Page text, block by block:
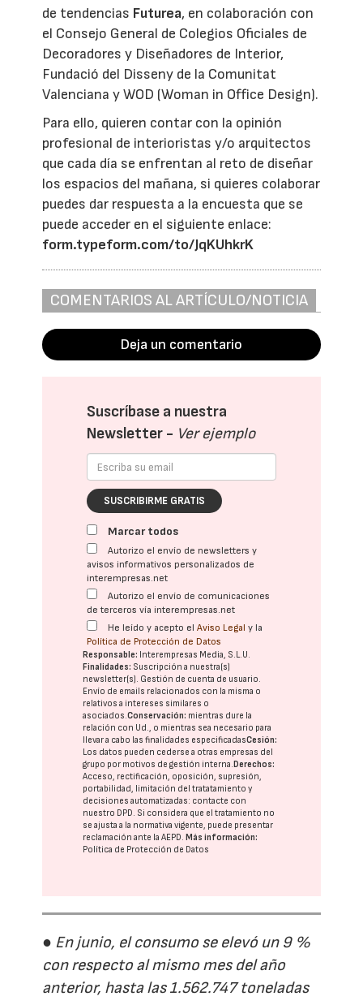
de tendencias Futurea, en colaboración con
el Consejo General de Colegios Oficiales de
Decoradores y Diseñadores de Interior,
Fundació del Disseny de la Comunitat
Valenciana y WOD (Woman in Office Design).
Para ello, quieren contar con la opinión
profesional de interioristas y/o arquitectos
que cada día se enfrentan al reto de diseñar
los espacios del mañana, si quieres colaborar
puedes dar respuesta a la encuesta que se
puede acceder en el siguiente enlace:
form.typeform.com/to/JqKUhkrK
COMENTARIOS AL ARTÍCULO/NOTICIA
Deja un comentario
Suscríbase a nuestra
Newsletter - Ver ejemplo
SUSCRIBIRME GRATIS
Marcar todos
Autorizo el envío de newsletters y
avisos informativos personalizados de
interempresas.net
Autorizo el envío de comunicaciones
de terceros vía interempresas.net
He leído y acepto elAviso Legal y la
Política de Protección de Datos
Responsable: Interempresas Media, S.L.U.
Finalidades: Suscripción a nuestra(s)
newsletter(s). Gestión de cuenta de usuario.
Envío de emails relacionados con la misma o
relativos a intereses similares o
asociados.Conservación: mientras dure la
relación con Ud., o mientras sea necesario para
llevar a cabo las finalidades especificadasCesión:
Los datos pueden cederse a otras empresas del
grupo por motivos de gestión interna. Derechos:
Acceso, rectificación, oposición, supresión,
portabilidad, limitación del tratatamiento y
decisiones automatizadas: contacte con
nuestro DPD. Si considera que el tratamiento no
se ajusta a la normativa vigente, puede presentar
reclamación ante laAEPD. Más información:
Política de Protección de Datos
● En junio, el consumo se elevó un 9 %
con respecto al mismo mes del año
anterior, hasta las 1.562.747 toneladas